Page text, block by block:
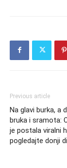
Previous article
Na glavi burka, a
bruka i sramota:
je postala viralni
pogledajte donji